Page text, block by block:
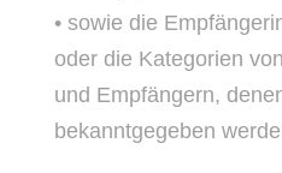
• sowie die
oder die Kategorien
und Empfängern,
bekanntgegeben